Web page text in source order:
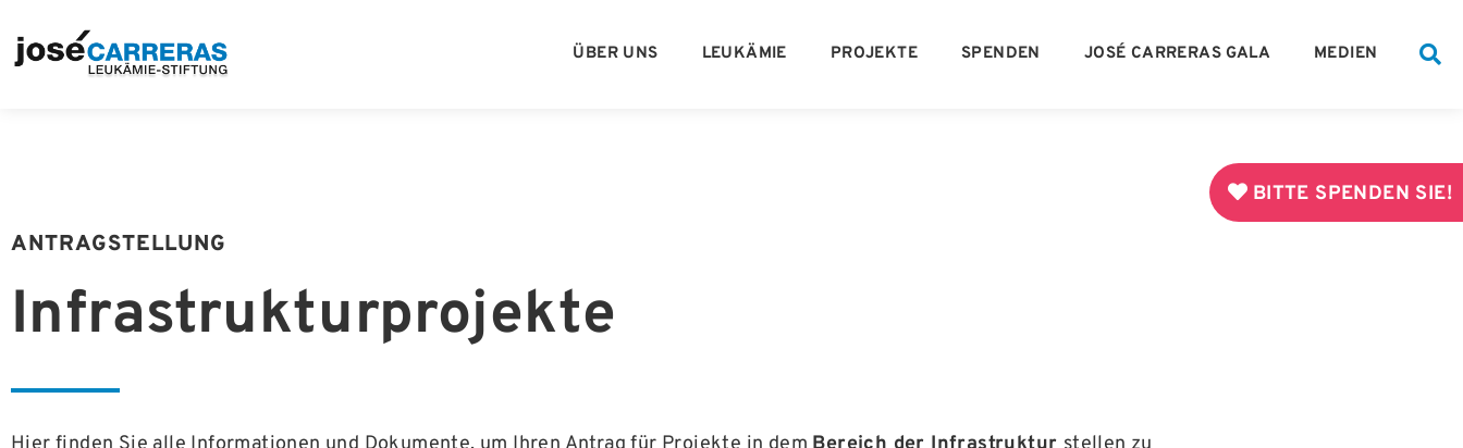
BITTE SPENDEN SIE!
ÜBER UNS LEUKÄMIE PROJEKTE SPENDEN JOSÉ CARRERAS GALA MEDIEN
ANTRAGSTELLUNG
Infrastruktur­projekte